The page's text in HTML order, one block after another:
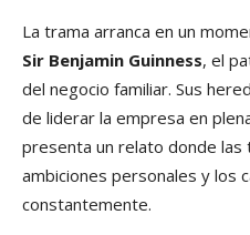
La trama arranca en un
Sir Benjamin Guinness, el
del negocio familiar. Sus
de liderar la empresa en
presenta un relato donde las
ambiciones personales y los
constantemente.